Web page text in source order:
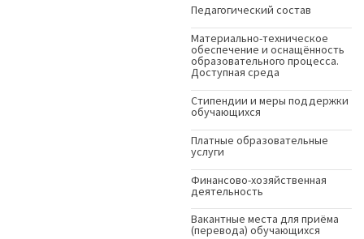
Педагогический состав
Материально-техническое
обеспечение и оснащённость
образовательного процесса.
Доступная среда
Стипендии и меры поддержки
обучающихся
Платные образовательные
услуги
Финансово-хозяйственная
деятельность
Вакантные места для приёма
(перевода) обучающихся